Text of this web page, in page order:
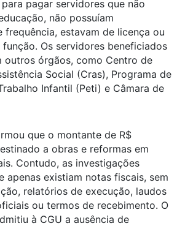
pagar servidores que não
não possuíam
frequência, estavam de licença ou
função. Os servidores beneficiados
outros órgãos, como Centro de
Social (Cras), Programa de
Infantil (Peti) e Câmara de
que o montante de R$
a obras e reformas em
Contudo, as investigações
apenas existiam notas fiscais, sem
relatórios de execução, laudos
ou termos de recebimento. O
à CGU a ausência de